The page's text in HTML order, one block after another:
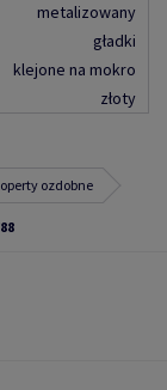
metalizowany
gładki
klejone na mokro
złoty
ozdobne